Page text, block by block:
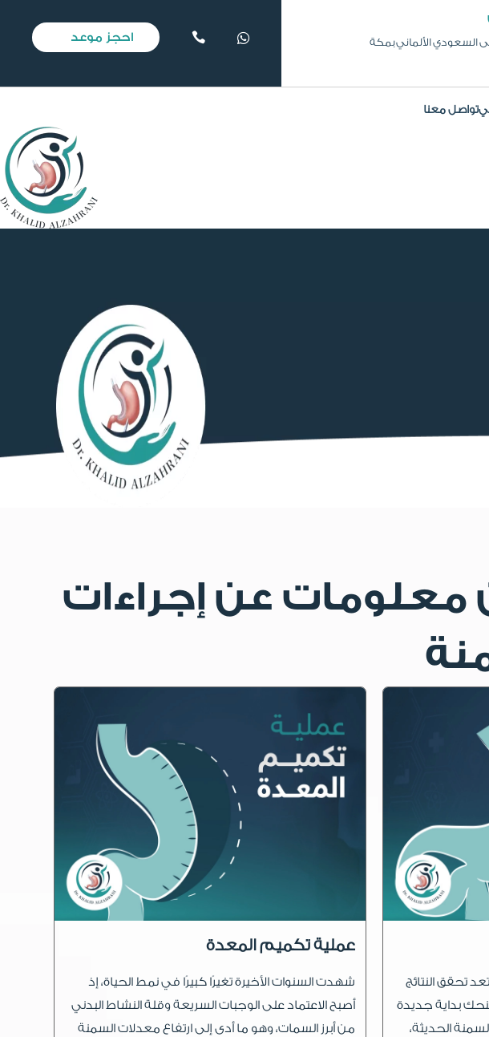
احجز موعد  
السعودي الألماني بمكة
تواصل معنا
عن إجراءات
تحقق النتائج
بداية جديدة
الحديثة،
عملية تكميم المعدة
شهدت السنوات الأخيرة تغيرًا كبيرًا في نمط الحياة، إذ
أصبح الاعتماد على الوجبات السريعة وقلة النشاط البدني
من أبرز السمات، وهو ما أدى إلى ارتفاع معدلات السمنة